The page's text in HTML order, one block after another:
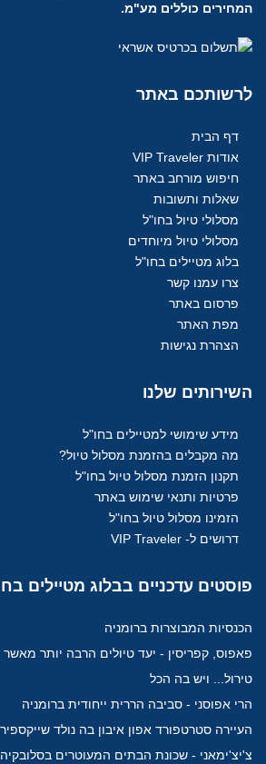
המחירים כוללים מע"מ.
לרשותכם באתר
דף הבית
אודות VIP Traveler
חיפוש מורחב באתר
שאלות ותשובות
מסלולי טיול בחו"ל
מסלולי טיול מיוחדים
בלוג מטיילים בחו"ל
צרו עמנו קשר
פרסום באתר
מפת האתר
הצהרת נגישות
השירותים שלנו
מידע שימושי למטיילים בחו"ל
מה מקבלים בהזמנת מסלול טיול?
תקנון הזמנת מסלול טיול בחו"ל
פרטיות ותנאי שימוש באתר
הזמינו מסלול טיול בחו"ל
דרושים ל- VIP Traveler
פוסטים עדכניים בבלוג מטיילים
הכנסיות המבוצרות ברומניה
פאפוס, קפריסין - יעד טיולים הרבה יותר מאשר
טירול... ויש בה הכל
הרי אפוסני - סביבה הררית ייחודית ברומניה
העיירה סטרטפורד אפון איבון בה נולד שייקספיר
צ'יצ'ימאני - שכונת הבתים המעוטרים בסלובקיה